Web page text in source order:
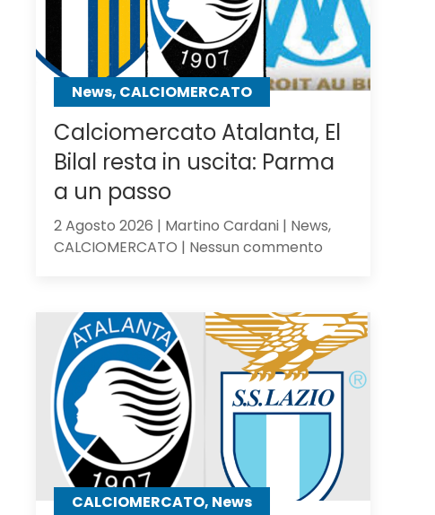
News, CALCIOMERCATO
Calciomercato Atalanta, El
Bilal resta in uscita: Parma
a un passo
2 Agosto 2026 | Martino Cardani | News,
CALCIOMERCATO | Nessun commentosu
El
Bilal
resta
in
uscita:
Parma
un
passo
CALCIOMERCATO, News